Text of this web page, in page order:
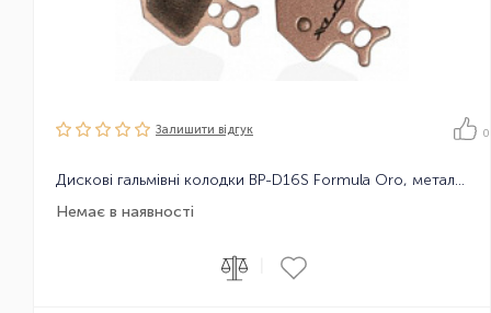
Залишити вiдгук 0
Дискові гальмівні колодки BP-D16S Formula Oro, металокерамічні
Немає в наявності